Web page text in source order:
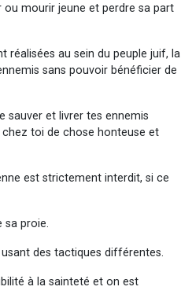
mourir jeune et perdre sa part
réalisées au sein du peuple juif, la
sans pouvoir bénéficier de
sauver et livrer tes ennemis
toi de chose honteuse et
est strictement interdit, si ce
sa proie.
des tactiques différentes.
à la sainteté et on est